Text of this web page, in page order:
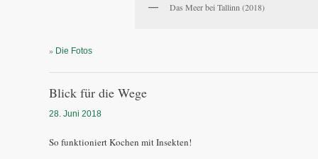
Das Meer bei Tallinn (2018)
» Die Fotos
Blick für die Wege
28. Juni 2018
So funktioniert Kochen mit Insekten!